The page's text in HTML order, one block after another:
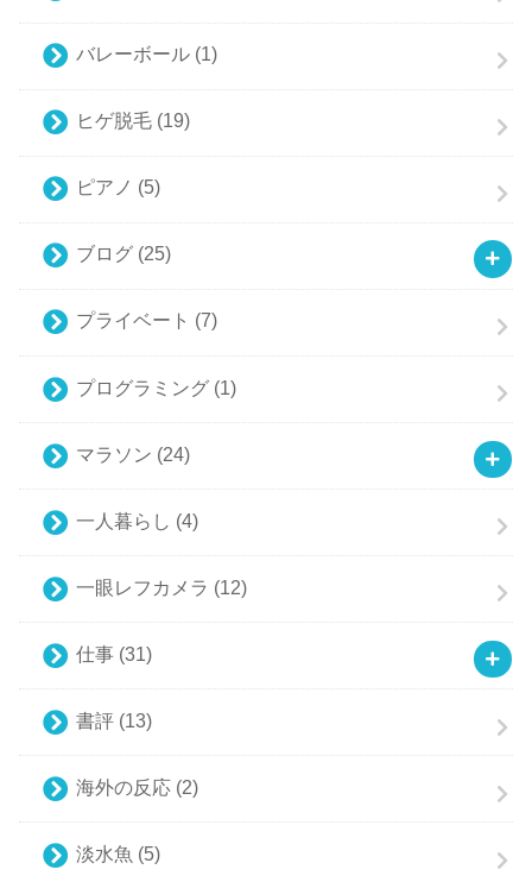
バレーボール (1)
ヒゲ脱毛 (19)
ピアノ (5)
ブログ (25)
プライベート (7)
プログラミング (1)
マラソン (24)
一人暮らし (4)
一眼レフカメラ (12)
仕事 (31)
書評 (13)
海外の反応 (2)
淡水魚 (5)